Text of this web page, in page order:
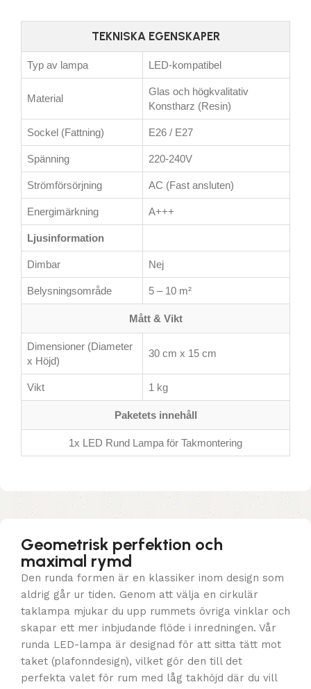
TEKNISKA EGENSKAPER
Typ av lampa LED-kompatibel
Material
Glas och högkvalitativ
Konstharz (Resin)
Sockel (Fattning) E26 / E27
Spänning 220-240V
Strömförsörjning AC (Fast ansluten)
Energimärkning A+++
Ljusinformation
Dimbar Nej
Belysningsområde 5 – 10 m²
Mått & Vikt
Dimensioner (Diameter
x Höjd)
30 cm x 15 cm
Vikt 1 kg
Paketets innehåll
1x LED Rund Lampa för Takmontering
Geometrisk perfektion och
maximal rymd
Den runda formen är en klassiker inom design som
aldrig går ur tiden. Genom att välja en cirkulär
taklampa mjukar du upp rummets övriga vinklar och
skapar ett mer inbjudande flöde i inredningen. Vår
runda LED-lampa är designad för att sitta tätt mot
taket (plafonndesign), vilket gör den till det
perfekta valet för rum med låg takhöjd där du vill